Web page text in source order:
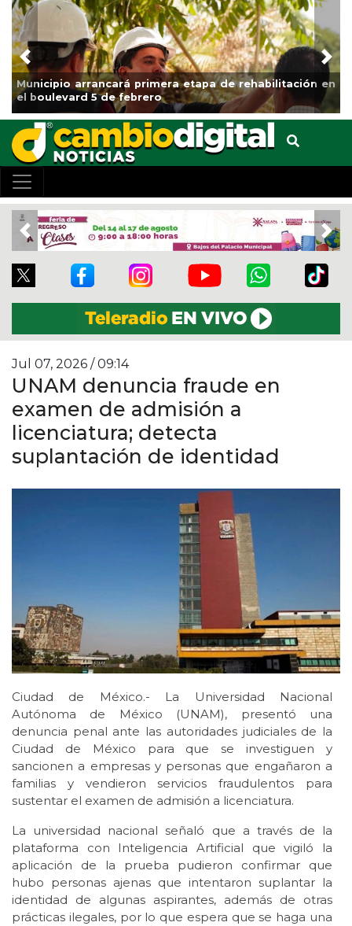
primera etapa de rehabilitación en
febrero
Impulsa
Clases
Previous
Previous
Jul 07, 2026 / 09:14
UNAM denuncia fraude en
examen de admisión a
licenciatura; detecta
suplantación de identidad
Ciudad de México.- La Universidad Nacional
Autónoma de México (UNAM), presentó una
denuncia penal ante las autoridades judiciales de la
Ciudad de México para que se investiguen y
sancionen a empresas y personas que engañaron a
familias y vendieron servicios fraudulentos para
sustentar el examen de admisión a licenciatura.
La universidad nacional señaló que a través de la
plataforma con Inteligencia Artificial que vigiló la
aplicación de la prueba pudieron confirmar que
hubo personas ajenas que intentaron suplantar la
identidad de algunas aspirantes, además de otras
prácticas ilegales, por lo que espera que se haga una